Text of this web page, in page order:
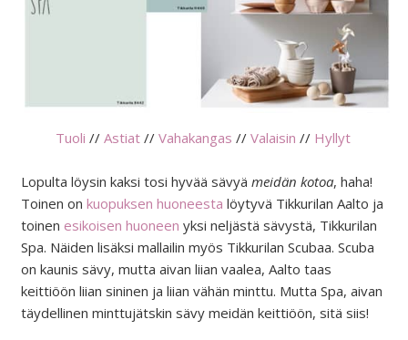
Tuoli//Astiat //Vahakangas //Valaisin // Hyllyt
Lopulta löysin kaksi tosi hyvää sävyä meidän kotoa, haha!
Toinen on kuopuksen huoneesta löytyvä Tikkurilan Aalto ja
toinen esikoisen huoneen yksi neljästä sävystä, Tikkurilan
Spa. Näiden lisäksi mallailin myös Tikkurilan Scubaa. Scuba
on kaunis sävy, mutta aivan liian vaalea, Aalto taas
keittiöön liian sininen ja liian vähän minttu. Mutta Spa, aivan
täydellinen minttujätskin sävy meidän keittiöön, sitä siis!